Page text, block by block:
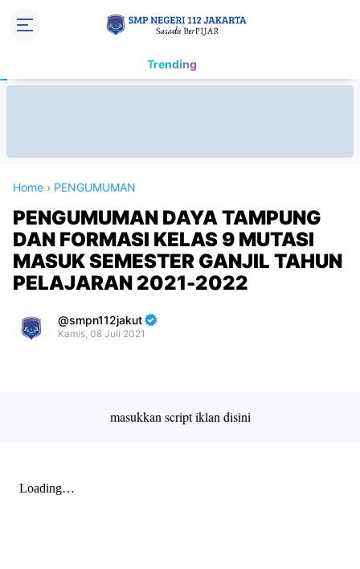
Trending
Home › PENGUMUMAN
PENGUMUMAN DAYA TAMPUNG
DAN FORMASI KELAS 9 MUTASI
MASUK SEMESTER GANJIL TAHUN
PELAJARAN 2021-2022
smpn112jakut
Kamis, 08 Juli 2021
masukkan script iklan disini